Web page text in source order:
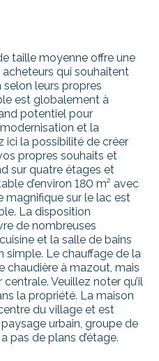
taille moyenne offre une
qui souhaitent
selon leurs propres
est globalement à
potentiel pour
et la
ici la possibilité de créer
propres souhaits et
sur quatre étages et
d’environ 180 m² avec
magnifique sur le lac est
La disposition
de nombreuses
et la salle de bains
simple. Le chauffage de la
chaudière à mazout, mais
Veuillez noter qu’il
la propriété. La maison
du village et est
urbain, groupe de
pas de plans d’étage.